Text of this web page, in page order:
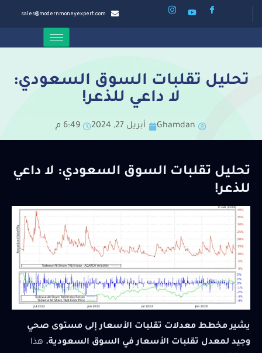
sales@modernmoneyexpert.com
تحليل تقلبات السوق السعودي:
لا داعي للذعر!
Ghamdan أبريل 27, 2024 6:49 م
تحليل تقلبات السوق السعودي: لا داعي
للذعر!
يشير مخطط معدلات تقلبات الأسعار إلى مستوى صحي
وجيد لمعدل تقلبات الأسعار في السوق السعودية. هذا